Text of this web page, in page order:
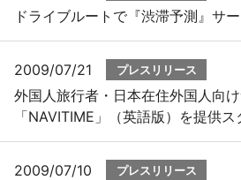
ドライブルートで『渋滞予測』サ
2009/07/21 プレスリリース
外国人旅行者・日本在住外国人向
「NAVITIME」（英語版）を提供ス
2009/07/10 プレスリリース